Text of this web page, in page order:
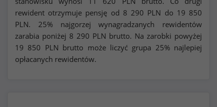
rewident otrzymuje pensję od 8 290 PLN do 19 850
PLN. 25% najgorzej wynagradzanych rewidentów
zarabia poniżej 8 290 PLN brutto. Na zarobki powyżej
19 850 PLN brutto może liczyć grupa 25% najlepiej
opłacanych rewidentów.